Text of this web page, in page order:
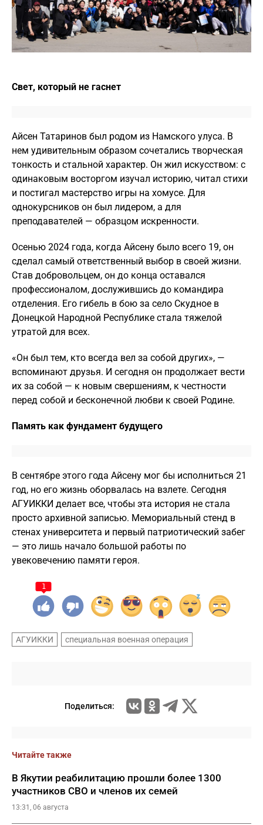
Свет, который не гаснет
Айсен Татаринов был родом из Намского улуса. В
нем удивительным образом сочетались творческая
тонкость и стальной характер. Он жил искусством: с
одинаковым восторгом изучал историю, читал стихи
и постигал мастерство игры на хомусе. Для
однокурсников он был лидером, а для
преподавателей — образцом искренности.
Осенью 2024 года, когда Айсену было всего 19, он
сделал самый ответственный выбор в своей жизни.
Став добровольцем, он до конца оставался
профессионалом, дослужившись до командира
отделения. Его гибель в бою за село Скудное в
Донецкой Народной Республике стала тяжелой
утратой для всех.
«Он был тем, кто всегда вел за собой других», —
вспоминают друзья. И сегодня он продолжает вести
их за собой — к новым свершениям, к честности
перед собой и бесконечной любви к своей Родине.
Память как фундамент будущего
В сентябре этого года Айсену мог бы исполниться 21
год, но его жизнь оборвалась на взлете. Сегодня
АГУИККИ делает все, чтобы эта история не стала
просто архивной записью. Мемориальный стенд в
стенах университета и первый патриотический забег
— это лишь начало большой работы по
увековечению памяти героя.
1
АГУИККИ специальная военная операция
Поделиться:
Читайте также
В Якутии реабилитацию прошли более 1300
участников СВО и членов их семей
13:31, 06 августа